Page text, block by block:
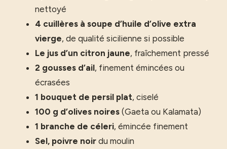
nettoyé
4 cuillères à soupe d’huile d’olive extra
vierge, de qualité sicilienne si possible
Le jus d’un citron jaune, fraîchement pressé
2 gousses d’ail, finement émincées ou
écrasées
1 bouquet de persil plat, ciselé
100 g d’olives noires (Gaeta ou Kalamata)
1 branche de céleri, émincée finement
Sel, poivre noir du moulin